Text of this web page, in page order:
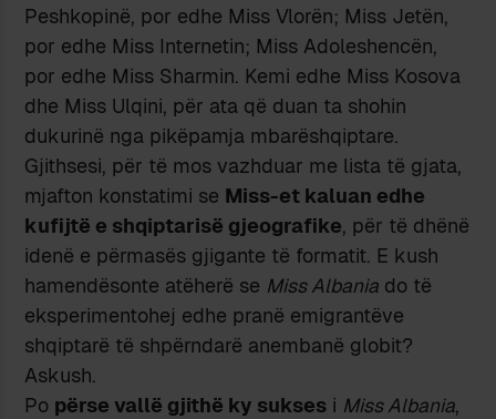
Peshkopinë, por edhe Miss Vlorën; Miss Jetën,
por edhe Miss Internetin; Miss Adoleshencën,
por edhe Miss Sharmin. Kemi edhe Miss Kosova
dhe Miss Ulqini, për ata që duan ta shohin
dukurinë nga pikëpamja mbarëshqiptare.
Gjithsesi, për të mos vazhduar me lista të gjata,
mjafton konstatimi se Miss-et kaluan edhe
kufijtë e shqiptarisë gjeografike, për të dhënë
idenë e përmasës gjigante të formatit. E kush
hamendësonte atëherë se Miss Albania do të
eksperimentohej edhe pranë emigrantëve
shqiptarë të shpërndarë anembanë globit?
Askush.
Po përse vallë gjithë ky sukses i Miss Albania,